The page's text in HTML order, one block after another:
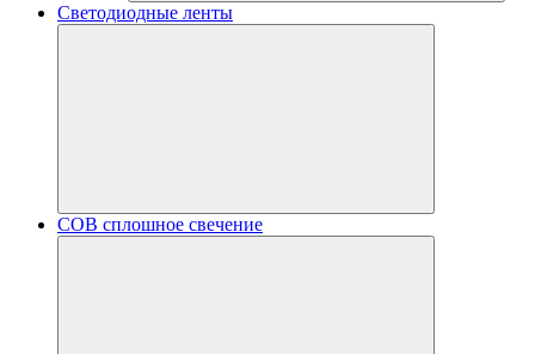
Светодиодные ленты
COB сплошное свечение